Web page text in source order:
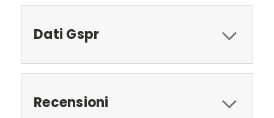
Dati Gspr
Recensioni